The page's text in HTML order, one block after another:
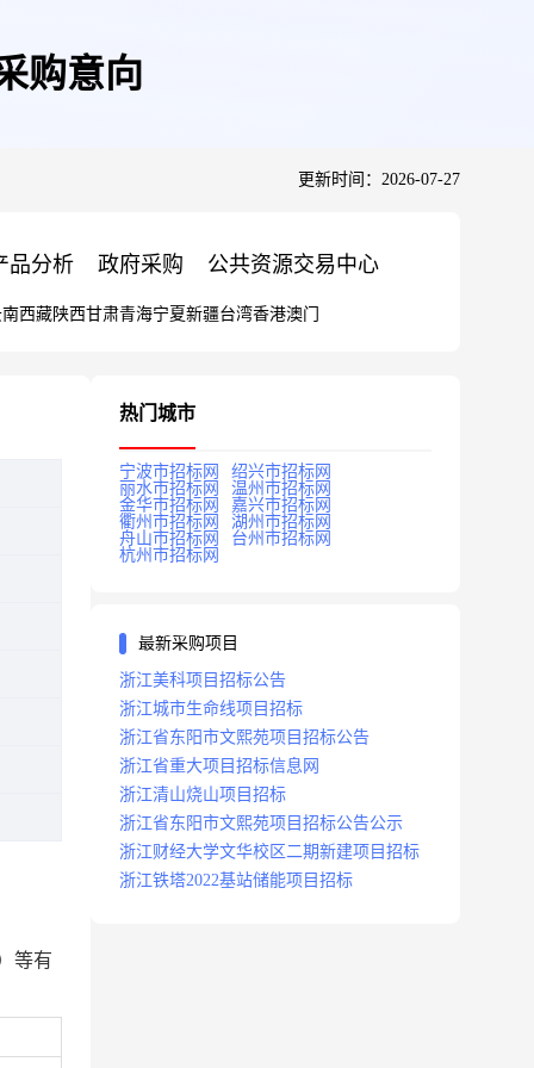
购意向
更新时间：2026-07-27
品分析 政府采购 公共资源交易中心
西藏陕西甘肃青海宁夏新疆台湾香港澳门
等有
热门城市
宁波市招标网
绍兴市招标网
丽水市招标网
温州市招标网
金华市招标网
嘉兴市招标网
衢州市招标网
湖州市招标网
舟山市招标网
台州市招标网
杭州市招标网
最新采购项目
浙江美科项目招标公告
浙江城市生命线项目招标
浙江省东阳市文熙苑项目招标公告
浙江省重大项目招标信息网
浙江清山烧山项目招标
浙江省东阳市文熙苑项目招标公告公示
浙江财经大学文华校区二期新建项目招标
浙江铁塔2022基站储能项目招标